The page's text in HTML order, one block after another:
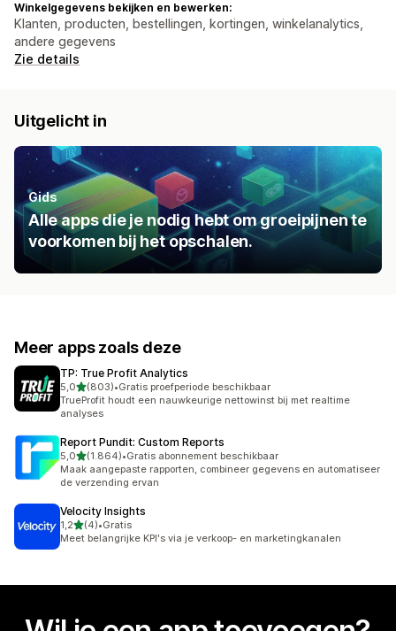
Winkelgegevens bekijken en bewerken:
Klanten, producten, bestellingen, kortingen, winkelanalytics,
andere gegevens
Zie details
Uitgelicht in
Gids
Alle apps die je nodig hebt om groeipijnen te
voorkomen bij het opschalen.
Meer apps zoals deze
TP: True Profit Analytics
5,0van 5 sterren
(803)
803 recensies in totaal
•Gratis proefperiode beschikbaar
TrueProfit houdt een nauwkeurige nettowinst bij met realtime
analyses
Report Pundit: Custom Reports
5,0van 5 sterren
(1.864)
1864 recensies in totaal
•Gratis abonnement beschikbaar
Maak aangepaste rapporten, combineer gegevens en automatiseer
de verzending ervan
Velocity Insights
1,2van 5 sterren
(4)
4 recensies in totaal
•Gratis
Meet belangrijke KPI's via je verkoop- en marketingkanalen